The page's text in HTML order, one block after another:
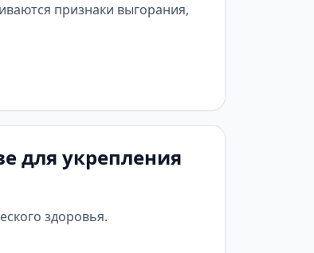
признаки выгорания,
для укрепления
здоровья.